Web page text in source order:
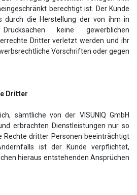
berechtigt ist. Der Kunde
durch die Herstellung der von ihm in
keine gewerblichen
Dritter verletzt werden und ihr
Vorschriften oder gegen
Dritter
sämtliche von der VISUNIQ GmbH
erbrachten Dienstleistungen nur so
Rechte dritter Personen beeinträchtigt
ist der Kunde verpflichtet,
hieraus entstehenden Ansprüchen